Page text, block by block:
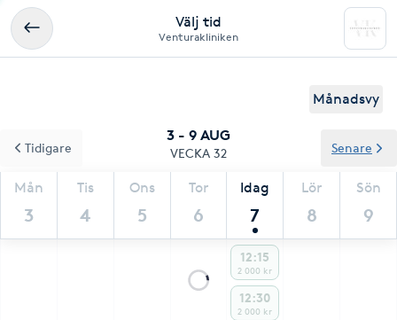
Välj tid
Venturakliniken
Månadsvy
3 - 9 AUG
VECKA 32
Mån
3
Tis
4
Ons
5
Tor
6
Idag
7
Lör
8
Sön
9
Tidigare Senare
12:15
2 000 kr
12:30
2 000 kr